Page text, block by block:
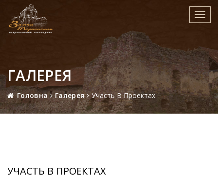
ГАЛЕРЕЯ
Головна Галерея Участь В Проектах
УЧАСТЬ В ПРОЕКТАХ